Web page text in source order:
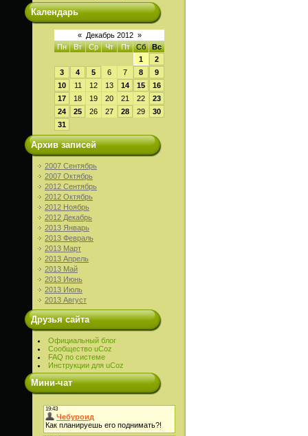
Календарь
« Декабрь 2012 »
Пн
Вт Ср Чт Пт Сб
Вс
1
2
3
4 5 6 7 8
9
10
11 12 13 14 15
16
17
18 19 20 21 22
23
24
25 26 27 28 29
30
31
Архив записей
2007 Сентябрь
2007 Октябрь
2012 Сентябрь
2012 Октябрь
2012 Ноябрь
2012 Декабрь
2013 Январь
2013 Февраль
2013 Март
2013 Апрель
2013 Май
2013 Июнь
2013 Июль
2013 Август
Друзья сайта
Официальный блог
Сообщество uCoz
FAQ по системе
Инструкции для uCoz
Мини-чат